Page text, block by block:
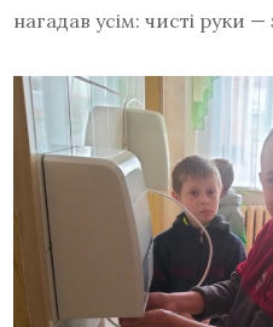
нагадав усім: чисті руки —